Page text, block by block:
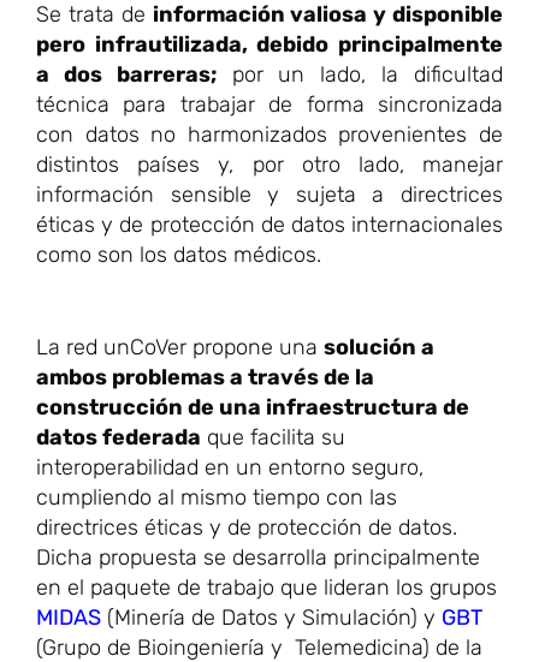
Se trata de información valiosa y disponible
pero infrautilizada, debido principalmente
a dos barreras;por un lado, la dificultad
técnica para trabajar de forma sincronizada
con datos no harmonizados provenientes de
distintos países y, por otro lado, manejar
información sensible y sujeta a directrices
éticas y de protección de datos internacionales
como son los datos médicos.
La red unCoVer propone una solución a
ambos problemas a través de la
construcción de una infraestructura de
datos federada que facilita su
interoperabilidad en un entorno seguro,
cumpliendo al mismo tiempo con las
directrices éticas y de protección de datos.
Dicha propuesta se desarrolla principalmente
en el paquete de trabajo que lideran los grupos
MIDAS (Minería de Datos y Simulación) y GBT
(Grupo de Bioingeniería y Telemedicina) de la